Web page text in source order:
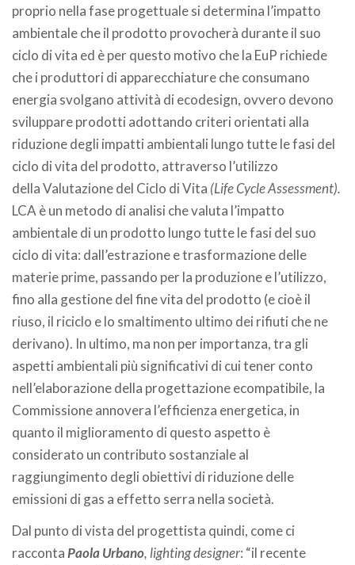
proprio nella fase progettuale si determina l’impatto
ambientale che il prodotto provocherà durante il suo
ciclo di vita ed è per questo motivo che la EuP richiede
che i produttori di apparecchiature che consumano
energia svolgano attività di ecodesign, ovvero devono
sviluppare prodotti adottando criteri orientati alla
riduzione degli impatti ambientali lungo tutte le fasi del
ciclo di vita del prodotto, attraverso l’utilizzo
della Valutazione del Ciclo di Vita (Life Cycle Assessment).
LCA è un metodo di analisi che valuta l’impatto
ambientale di un prodotto lungo tutte le fasi del suo
ciclo di vita: dall’estrazione e trasformazione delle
materie prime, passando per la produzione e l’utilizzo,
fino alla gestione del fine vita del prodotto (e cioè il
riuso, il riciclo e lo smaltimento ultimo dei rifiuti che ne
derivano). In ultimo, ma non per importanza, tra gli
aspetti ambientali più significativi di cui tener conto
nell’elaborazione della progettazione ecompatibile, la
Commissione annovera l’efficienza energetica, in
quanto il miglioramento di questo aspetto è
considerato un contributo sostanziale al
raggiungimento degli obiettivi di riduzione delle
emissioni di gas a effetto serra nella società.
Dal punto di vista del progettista quindi, come ci
raccontaPaola Urbano, lighting designer: “il recente